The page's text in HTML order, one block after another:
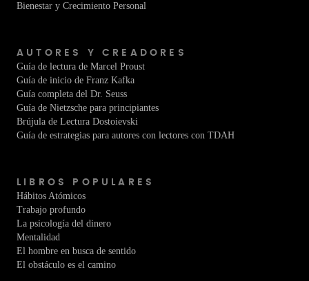
Bienestar y Crecimiento Personal
AUTORES Y CREADORES
Guía de lectura de Marcel Proust
Guía de inicio de Franz Kafka
Guía completa del Dr. Seuss
Guía de Nietzsche para principiantes
Brújula de Lectura Dostoievski
Guía de estrategias para autores con lectores con TDAH
LIBROS POPULARES
Hábitos Atómicos
Trabajo profundo
La psicología del dinero
Mentalidad
El hombre en busca de sentido
El obstáculo es el camino